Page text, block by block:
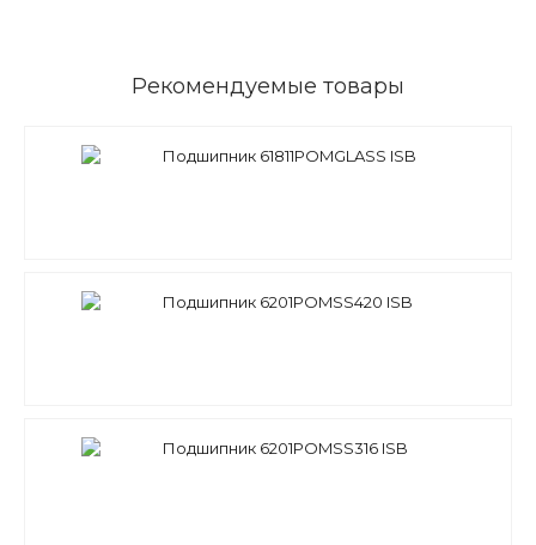
Рекомендуемые товары
Подшипник 61811POMGLASS ISB
Подшипник 6201POMSS420 ISB
Подшипник 6201POMSS316 ISB